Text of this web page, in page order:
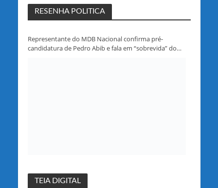
RESENHA POLITICA
Representante do MDB Nacional confirma pré-
candidatura de Pedro Abib e fala em “sobrevida” do
TEIA DIGITAL